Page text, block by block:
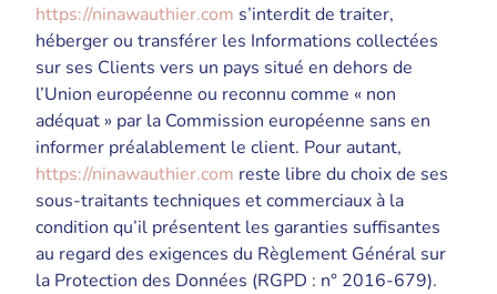
https://ninawauthier.com s’interdit de traiter,
héberger ou transférer les Informations collectées
sur ses Clients vers un pays situé en dehors de
l’Union européenne ou reconnu comme « non
adéquat » par la Commission européenne sans en
informer préalablement le client. Pour autant,
https://ninawauthier.com reste libre du choix de ses
sous-traitants techniques et commerciaux à la
condition qu’il présentent les garanties suffisantes
au regard des exigences du Règlement Général sur
la Protection des Données (RGPD : n° 2016-679).